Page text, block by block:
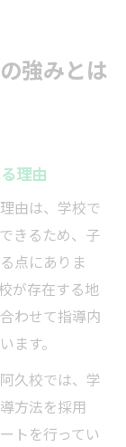
強みとは
理由
由は、学校で
きるため、子
点にありま
が存在する地
わせて指導内
ます。
久校では、学
方法を採用
トを行ってい